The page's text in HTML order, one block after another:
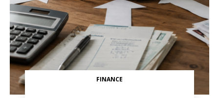
FINANCE